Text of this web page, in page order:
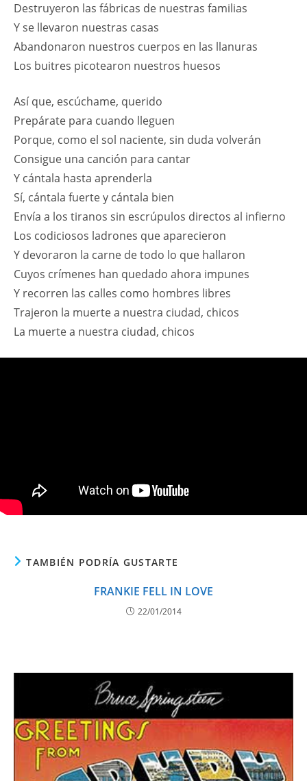
Destruyeron las fábricas de nuestras familias
Y se llevaron nuestras casas
Abandonaron nuestros cuerpos en las llanuras
Los buitres picotearon nuestros huesos
Así que, escúchame, querido
Prepárate para cuando lleguen
Porque, como el sol naciente, sin duda volverán
Consigue una canción para cantar
Y cántala hasta aprenderla
Sí, cántala fuerte y cántala bien
Envía a los tiranos sin escrúpulos directos al infierno
Los codiciosos ladrones que aparecieron
Y devoraron la carne de todo lo que hallaron
Cuyos crímenes han quedado ahora impunes
Y recorren las calles como hombres libres
Trajeron la muerte a nuestra ciudad, chicos
La muerte a nuestra ciudad, chicos
TAMBIÉN PODRÍA GUSTARTE
FRANKIE FELL IN LOVE
22/01/2014